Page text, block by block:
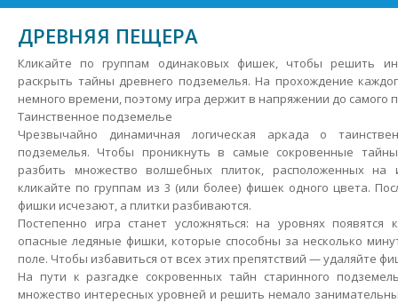
ДРЕВНЯЯ ПЕЩЕРА
Кликайте по группам одинаковых фишек, чтобы решить
раскрыть тайны древнего подземелья. На прохождение
немного времени, поэтому игра держит в напряжении до самого
Таинственное подземелье
Чрезвычайно динамичная логическая аркада о
подземелья. Чтобы проникнуть в самые сокровенные
разбить множество волшебных плиток, расположенных на
кликайте по группам из 3 (или более) фишек одного цвета.
фишки исчезают, а плитки разбиваются.
Постепенно игра станет усложняться: на уровнях
опасные ледяные фишки, которые способны за несколько
поле. Чтобы избавиться от всех этих препятствий — удаляйте
На пути к разгадке сокровенных тайн старинного
множество интересных уровней и решить немало